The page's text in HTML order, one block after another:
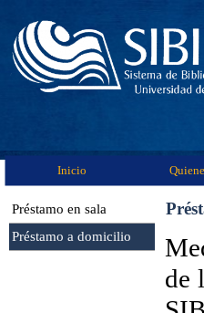
Inicio
Préstamo en sala
Préstamo a domicilio
de